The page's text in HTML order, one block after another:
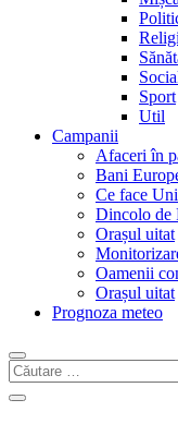
Sport
Util
Campanii
Afaceri în
Bani
Ce face
Dincolo de
Orașul uitat
Oamenii
Orașul uitat
Prognoza meteo